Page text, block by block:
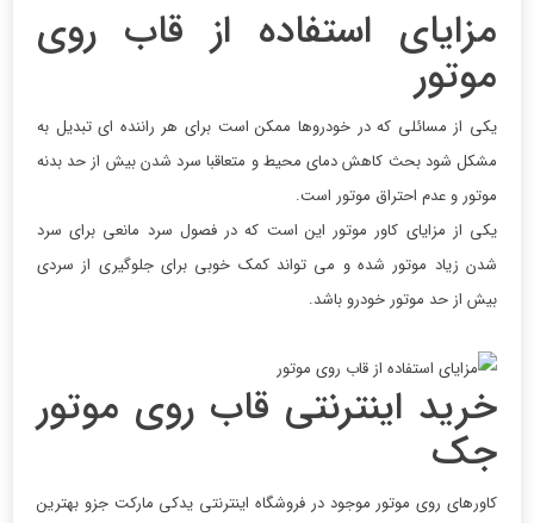
مزایای استفاده از قاب روی
موتور
یکی از مسائلی که در خودروها ممکن است برای هر راننده ای تبدیل به
مشکل شود بحث کاهش دمای محیط و متعاقبا سرد شدن بیش از حد بدنه
موتور و عدم احتراق موتور است.
یکی از مزایای کاور موتور این است که در فصول سرد مانعی برای سرد
شدن زیاد موتور شده و می تواند کمک خوبی برای جلوگیری از سردی
بیش از حد موتور خودرو باشد.
خرید اینترنتی قاب روی موتور
جک
کاورهای روی موتور موجود در فروشگاه اینترنتی یدکی مارکت جزو بهترین